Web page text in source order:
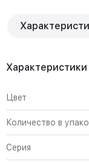
Характеристики
Цвет
Количество в
Серия